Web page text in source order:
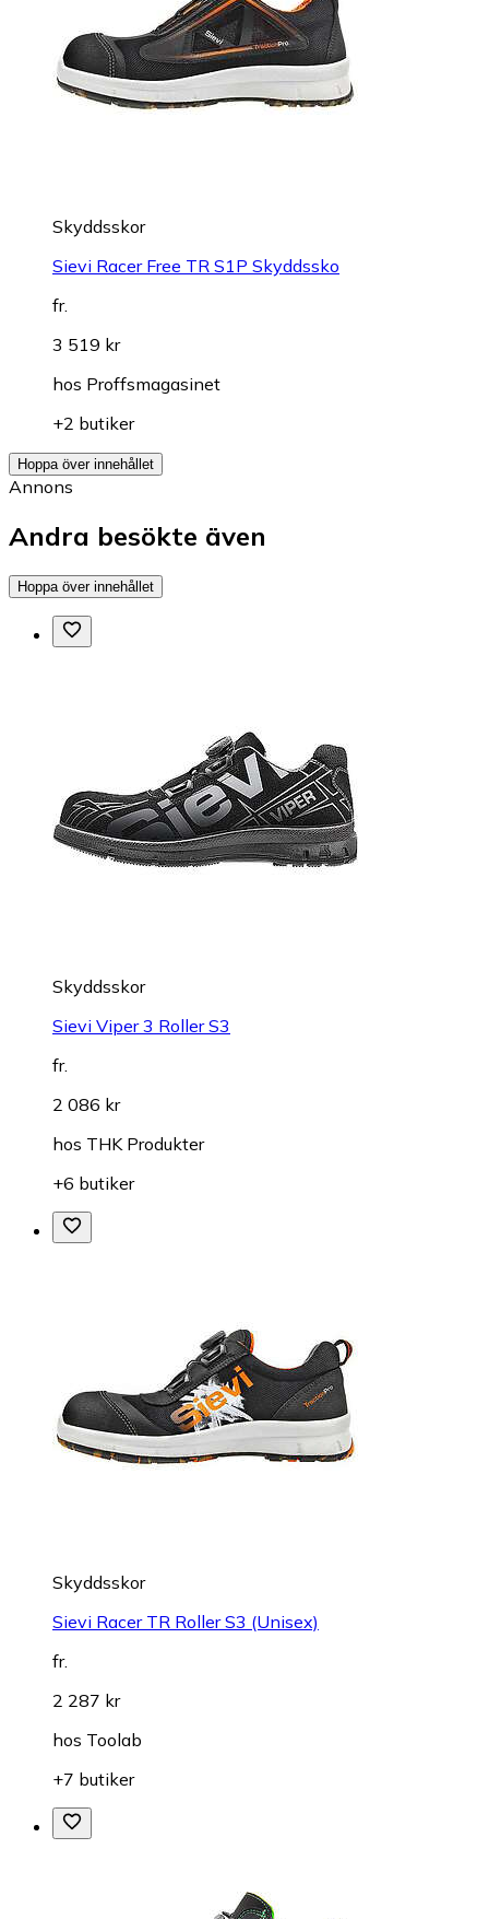
Skyddsskor
Sievi Racer Free TR S1P Skyddssko
fr.
3 519 kr
hos Proffsmagasinet
+2 butiker
Hoppa över innehållet
Annons
Andra besökte även
Hoppa över innehållet
Skyddsskor
Sievi Viper 3 Roller S3
fr.
2 086 kr
hos THK Produkter
+6 butiker
Skyddsskor
Sievi Racer TR Roller S3 (Unisex)
fr.
2 287 kr
hos Toolab
+7 butiker